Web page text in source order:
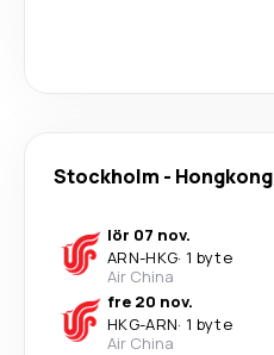
Stockholm - Hongkong
lör 07 nov.
ARN-HKG· 1 byte
Air China
fre 20 nov.
HKG-ARN· 1 byte
Air China